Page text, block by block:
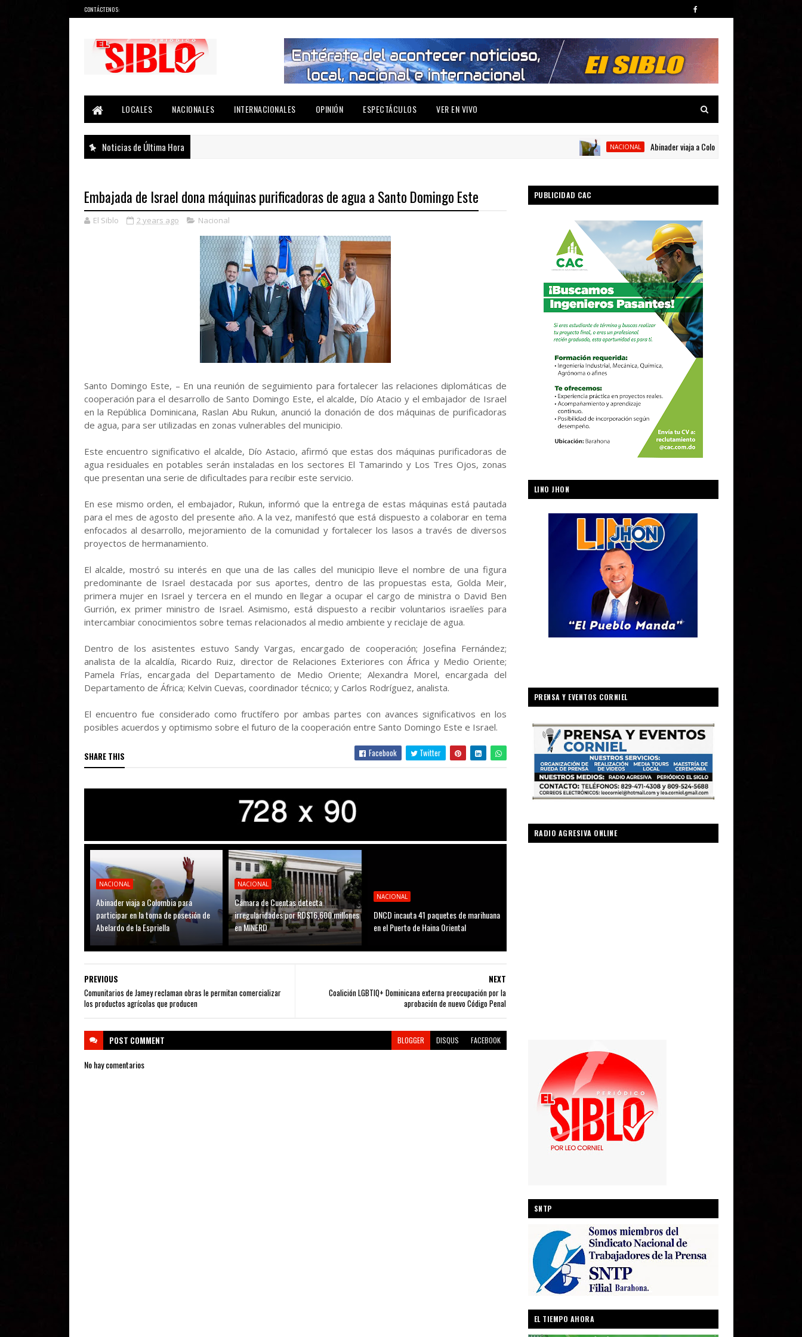
CONTÁCTENOS:
LOCALES
NACIONALES INTERNACIONALES OPINIÓN ESPECTÁCULOS VER EN VIVO
Noticias de Última Hora NACIONAL Abinader viaja a Colombia para participar en la toma
Embajada de Israel dona máquinas purificadoras de agua a Santo Domingo Este
El Siblo 2 years ago Nacional
Santo Domingo Este, – En una reunión de seguimiento para fortalecer las relaciones diplomáticas de
cooperación para el desarrollo de Santo Domingo Este, el alcalde, Dío Atacio y el embajador de Israel
en la República Dominicana, Raslan Abu Rukun, anunció la donación de dos máquinas de purificadoras
de agua, para ser utilizadas en zonas vulnerables del municipio.
Este encuentro significativo el alcalde, Dío Astacio, afirmó que estas dos máquinas purificadoras de
agua residuales en potables serán instaladas en los sectores El Tamarindo y Los Tres Ojos, zonas
que presentan una serie de dificultades para recibir este servicio.
En ese mismo orden, el embajador, Rukun, informó que la entrega de estas máquinas está pautada
para el mes de agosto del presente año. A la vez, manifestó que está dispuesto a colaborar en tema
enfocados al desarrollo, mejoramiento de la comunidad y fortalecer los lasos a través de diversos
proyectos de hermanamiento.
El alcalde, mostró su interés en que una de las calles del municipio lleve el nombre de una figura
predominante de Israel destacada por sus aportes, dentro de las propuestas esta, Golda Meir,
primera mujer en Israel​ y tercera en el mundo en llegar a ocupar el cargo de ministra o David Ben
Gurrión, ex primer ministro de Israel. Asimismo, está dispuesto a recibir voluntarios israelíes para
intercambiar conocimientos sobre temas relacionados al medio ambiente y reciclaje de agua.
Dentro de los asistentes estuvo Sandy Vargas, encargado de cooperación; Josefina Fernández;
analista de la alcaldía, Ricardo Ruiz, director de Relaciones Exteriores con África y Medio Oriente;
Pamela Frías, encargada del Departamento de Medio Oriente; Alexandra Morel, encargada del
Departamento de África; Kelvin Cuevas, coordinador técnico; y Carlos Rodríguez, analista.
El encuentro fue considerado como fructífero por ambas partes con avances significativos en los
posibles acuerdos y optimismo sobre el futuro de la cooperación entre Santo Domingo Este e Israel.
SHARE THIS Facebook Twitter
NACIONAL
Abinader viaja a Colombia para
participar en la toma de posesión de
Abelardo de la Espriella
NACIONAL
Cámara de Cuentas detecta
irregularidades por RD$16,600 millones
en MINERD
NACIONAL
DNCD incauta 41 paquetes de marihuana
en el Puerto de Haina Oriental
NEXT
Coalición LGBTIQ+ Dominicana externa preocupación por la
aprobación de nuevo Código Penal
PREVIOUS
Comunitarios de Jamey reclaman obras le permitan comercializar
los productos agrícolas que producen
POST COMMENT BLOGGER DISQUS FACEBOOK
No hay comentarios
PUBLICIDAD CAC
LINO JHON
PRENSA Y EVENTOS CORNIEL
RADIO AGRESIVA ONLINE
SNTP
EL TIEMPO AHORA